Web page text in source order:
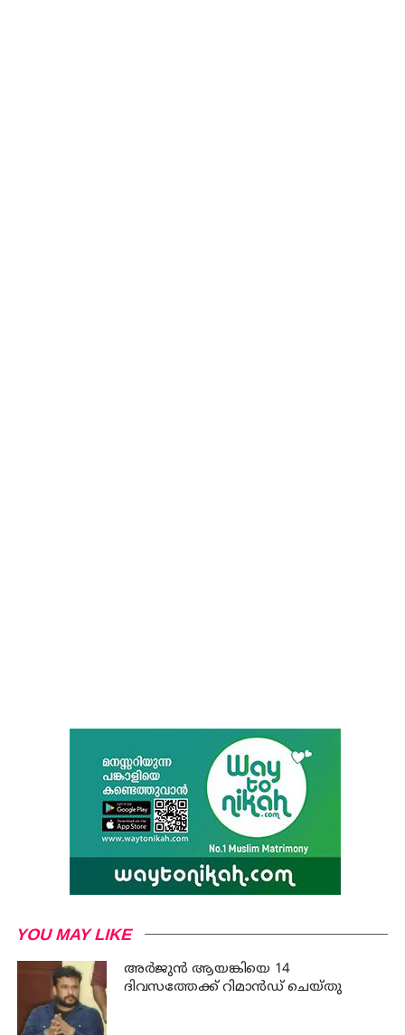
YOU MAY LIKE
അര്‍ജുന്‍ ആയങ്കിയെ 14
ദിവസത്തേക്ക് റിമാൻഡ് ചെയ്തു